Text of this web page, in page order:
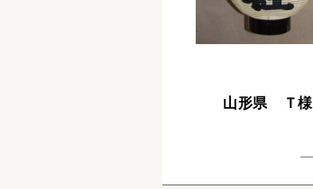
山形県 Ｔ様